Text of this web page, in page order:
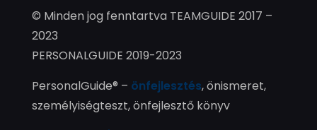
© Minden jog fenntartva TEAMGUIDE 2017 –
2023
PERSONALGUIDE 2019-2023
PersonalGuide® – önfejlesztés, önismeret,
személyiségteszt, önfejlesztő könyv